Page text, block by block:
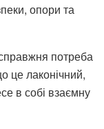
опори та
потреба
це лаконічний,
в собі взаємну